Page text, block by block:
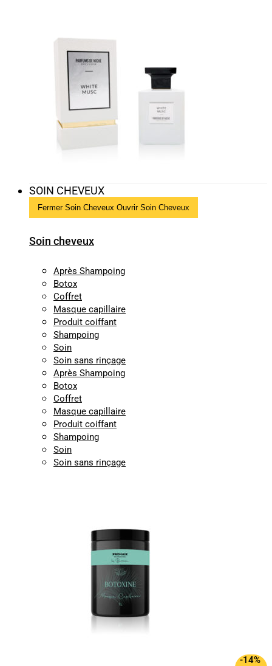
SOIN CHEVEUX
Fermer Soin Cheveux Ouvrir Soin Cheveux
Soin cheveux
Après Shampoing
Botox
Coffret
Masque capillaire
Produit coiffant
Shampoing
Soin
Soin sans rinçage
Après Shampoing
Botox
Coffret
Masque capillaire
Produit coiffant
Shampoing
Soin
Soin sans rinçage
-14%